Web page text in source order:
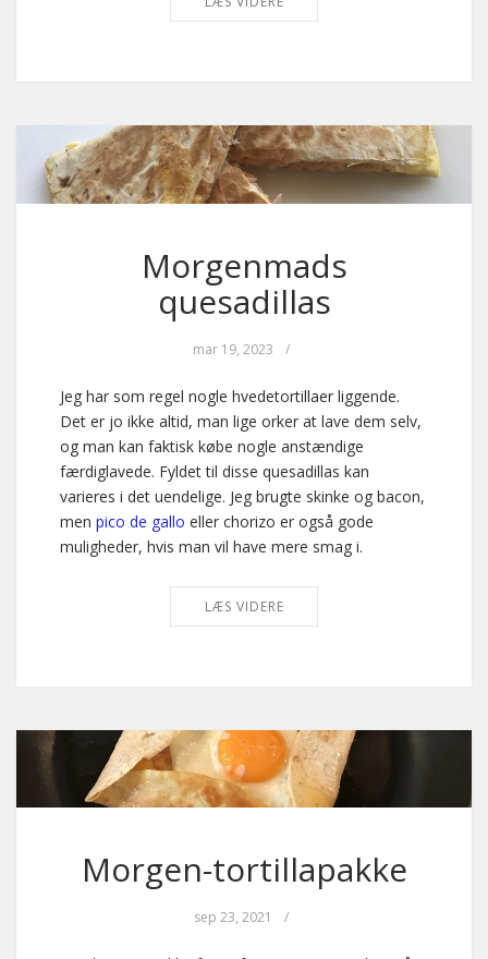
Morgenmads
quesadillas
mar 19, 2023 /
Jeg har som regel nogle hvedetortillaer liggende.
Det er jo ikke altid, man lige orker at lave dem selv,
og man kan faktisk købe nogle anstændige
færdiglavede. Fyldet til disse quesadillas kan
varieres i det uendelige. Jeg brugte skinke og bacon,
men pico de gallo eller chorizo er også gode
muligheder, hvis man vil have mere smag i.
LÆS VIDERE
Morgen-tortillapakke
sep 23, 2021 /